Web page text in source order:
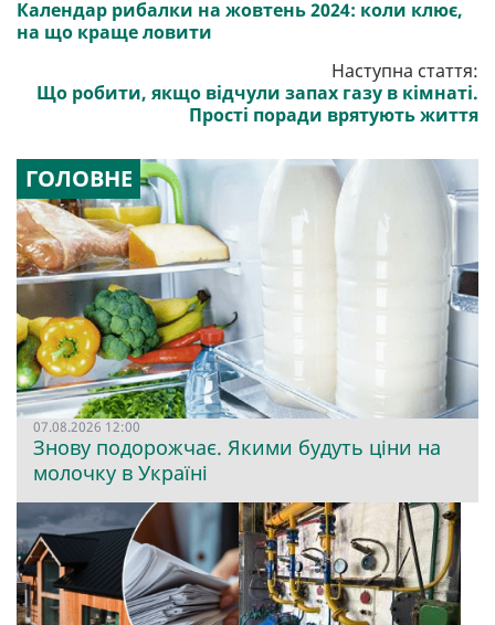
Календар рибалки на жовтень 2024: коли клює,
на що краще ловити
Наступна стаття:
Що робити, якщо відчули запах газу в кімнаті.
Прості поради врятують життя
ГОЛОВНЕ
07.08.2026 12:00
Знову подорожчає. Якими будуть ціни на
молочку в Україні